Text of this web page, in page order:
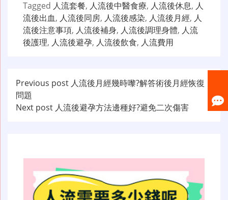
Tagged 人流套餐, 人流後中醫食療, 人流後休息, 人
流後出血, 人流後同房, 人流後感染, 人流後月經, 人
流後注意事項, 人流後補身, 人流後調理身體, 人流
後護理, 人流後避孕, 人流後飲食, 人流費用
文
章
Previous post 人流後月經幾時嚟?解答術後月經恢復
問題
Next post 人流後避孕方法邊種好?避免二次傷害